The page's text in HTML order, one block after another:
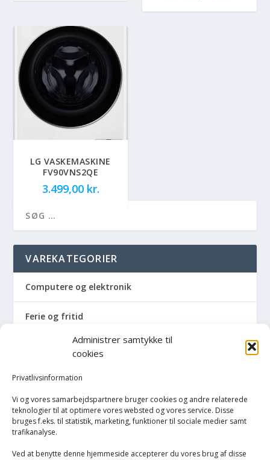
Administrer samtykke til
cookies
Privatlivsinformation
Vi og vores samarbejdspartnere bruger cookies og andre relaterede
teknologier til at optimere vores websted og vores service. Disse
bruges f.eks. til statistik, marketing, funktioner til sociale medier samt
trafikanalyse.
Ved at benytte denne hjemmeside accepterer du vores brug af disse
LG VASKEMASKINE
FV90VNS2QE
3.499,00 kr.
VAREKATEGORIER
Computere og elektronik
Ferie og fritid
Hus og have
Havemaskiner
Hvidevarer
Køkken